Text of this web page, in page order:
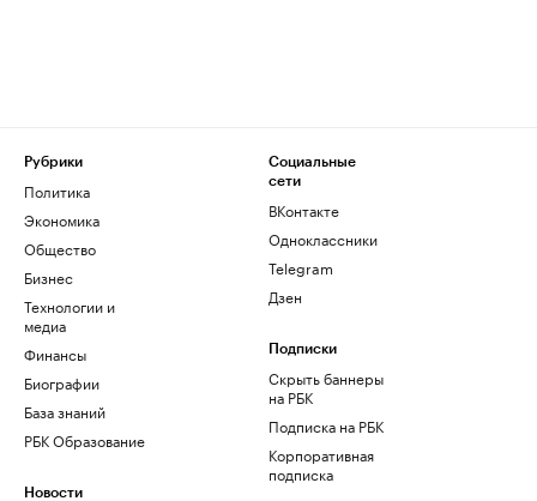
Рубрики
Политика
Экономика
Общество
Бизнес
Технологии и
медиа
Финансы
Биографии
База знаний
РБК Образование
Новости
Социальные
сети
ВКонтакте
Одноклассники
Telegram
Дзен
Подписки
Скрыть баннеры
на РБК
Подписка на РБК
Корпоративная
подписка